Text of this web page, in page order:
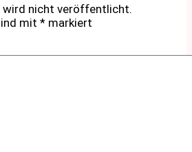
wird nicht veröffentlicht.
mit * markiert